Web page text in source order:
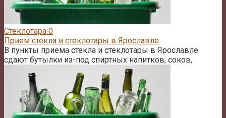
Стеклотара 0
Прием стекла и стеклотары в Ярославле
В пункты приема стекла и стеклотары в Ярославле
сдают бутылки из-под спиртных напитков, соков,